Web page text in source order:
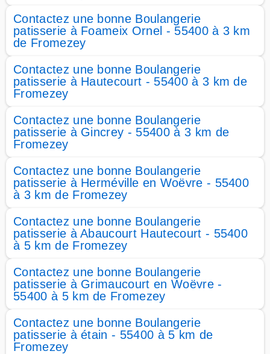
Contactez une bonne Boulangerie
patisserie à Foameix Ornel - 55400 à 3 km
de Fromezey
Contactez une bonne Boulangerie
patisserie à Hautecourt - 55400 à 3 km de
Fromezey
Contactez une bonne Boulangerie
patisserie à Gincrey - 55400 à 3 km de
Fromezey
Contactez une bonne Boulangerie
patisserie à Herméville en Woëvre - 55400
à 3 km de Fromezey
Contactez une bonne Boulangerie
patisserie à Abaucourt Hautecourt - 55400
à 5 km de Fromezey
Contactez une bonne Boulangerie
patisserie à Grimaucourt en Woëvre -
55400 à 5 km de Fromezey
Contactez une bonne Boulangerie
patisserie à étain - 55400 à 5 km de
Fromezey